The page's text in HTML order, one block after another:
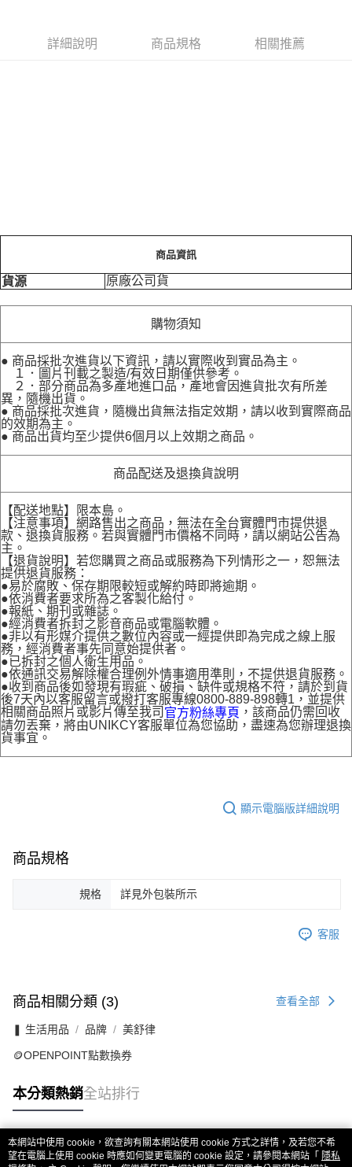
宅配［需2-3個工作天不含預購商品］
詳細說明 商品規格 相關推薦
商品資訊
貨源 原廠公司貨
購物須知
● 商品採批次進貨以下資訊，請以實際收到實品為主。
１．圖片刊載之製造/有效日期僅供參考。
２．部分商品為多產地進口品，產地會因進貨批次有所差
異，隨機出貨。
● 商品採批次進貨，隨機出貨無法指定效期，請以收到實際商品
的效期為主。
● 商品出貨均至少提供6個月以上效期之商品。
商品配送及退換貨說明
【配送地點】限本島。
【注意事項】網路售出之商品，無法在全台實體門市提供退
款、退換貨服務。若與實體門市價格不同時，請以網站公告為
主。
【退貨說明】若您購買之商品或服務為下列情形之一，恕無法
提供退貨服務：
●易於腐敗、保存期限較短或解約時即將逾期。
●依消費者要求所為之客製化給付。
●報紙、期刊或雜誌。
●經消費者拆封之影音商品或電腦軟體。
●非以有形媒介提供之數位內容或一經提供即為完成之線上服
務，經消費者事先同意始提供者。
●已拆封之個人衛生用品。
●依通訊交易解除權合理例外情事適用準則，不提供退貨服務。
●收到商品後如發現有瑕疵、破損、缺件或規格不符，請於到貨
後7天內以客服留言或撥打客服專線0800-889-898轉1，並提供
相關商品照片或影片傳至我司 官方粉絲專頁 ，該商品仍需回收
請勿丟棄，將由UNIKCY客服單位為您協助，盡速為您辦理退換
貨事宜。
顯示電腦版詳細說明
商品規格
規格 詳見外包裝所示
客服
商品相關分類 (3) 查看全部
❚ 生活用品 品牌 美舒律
🪙OPENPOINT點數換券
本分類熱銷全站排行
熱門標籤
本網站中使用 cookie，欲查詢有關本網站使用 cookie 方式之詳情，及若您不希
望在電腦上使用 cookie 時應如何變更電腦的 cookie 設定，請參閱本網站「 隱私